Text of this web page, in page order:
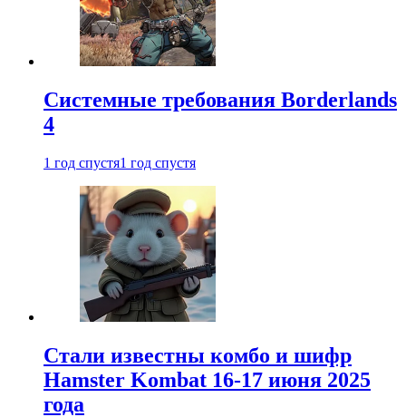
Системные требования Borderlands
4
1 год спустя1 год спустя
Стали известны комбо и шифр
Hamster Kombat 16-17 июня 2025
года